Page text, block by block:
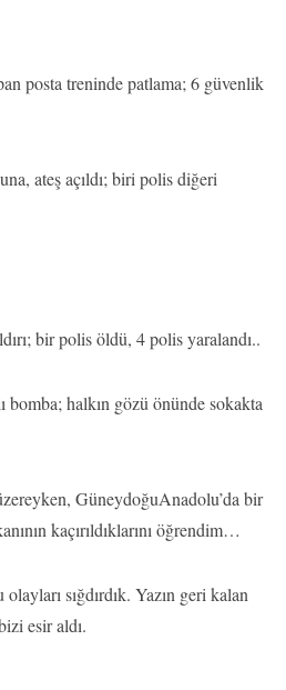
posta treninde patlama; 6 güvenlik
ateş açıldı; biri polis diğeri
bir polis öldü, 4 polis yaralandı..
bomba; halkın gözü önünde sokakta
GüneydoğuAnadolu’da bir
kaçırıldıklarını öğrendim…
sığdırdık. Yazın geri kalan
esir aldı.